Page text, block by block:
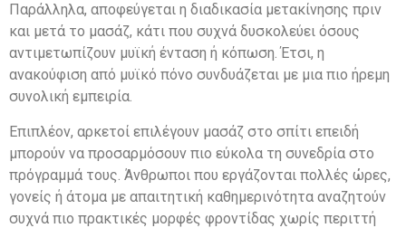
Παράλληλα, αποφεύγεται η διαδικασία μετακίνησης πριν
και μετά το μασάζ, κάτι που συχνά δυσκολεύει όσους
αντιμετωπίζουν μυϊκή ένταση ή κόπωση. Έτσι, η
ανακούφιση από μυϊκό πόνο συνδυάζεται με μια πιο ήρεμη
συνολική εμπειρία.
Επιπλέον, αρκετοί επιλέγουν μασάζ στο σπίτι επειδή
μπορούν να προσαρμόσουν πιο εύκολα τη συνεδρία στο
πρόγραμμά τους. Άνθρωποι που εργάζονται πολλές ώρες,
γονείς ή άτομα με απαιτητική καθημερινότητα αναζητούν
συχνά πιο πρακτικές μορφές φροντίδας χωρίς περιττή